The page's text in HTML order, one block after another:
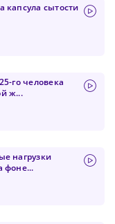
капсула сытости
го человека
ж...
нагрузки
фоне...